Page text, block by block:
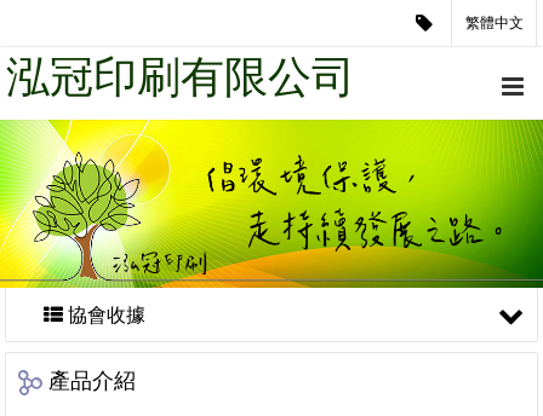
繁體中文
泓冠印刷有限公司
協會收據
產品介紹